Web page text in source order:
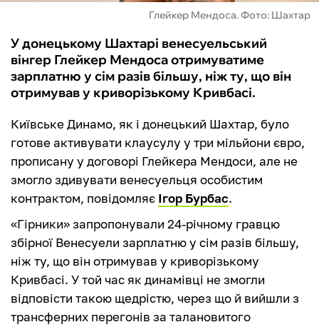
Глейкер Мендоса. Фото: Шахтар
У донецькому Шахтарі венесуельський
вінгер Глейкер Мендоса отримуватиме
зарплатню у сім разів більшу, ніж ту, що він
отримував у криворізькому Кривбасі.
Київське Динамо, як і донецький Шахтар, було
готове активувати клаусулу у три мільйони євро,
прописану у договорі Глейкера Мендоси, але не
змогло здивувати венесуельця особистим
контрактом, повідомляє Ігор Бурбас.
«Гірники» запропонували 24-річному гравцю
збірної Венесуели зарплатню у сім разів більшу,
ніж ту, що він отримував у криворізькому
Кривбасі. У той час як динамівці не змогли
відповісти такою щедрістю, через що й вийшли з
трансферних перегонів за талановитого